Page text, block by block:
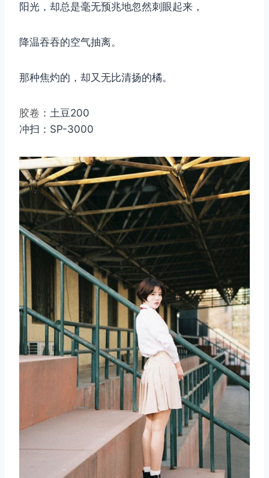
阳光，却总是毫无预兆地忽然刺眼起来，
降温吞吞的空气抽离。
那种焦灼的，却又无比清扬的橘。
胶卷 ：土豆200
冲扫：SP-3000